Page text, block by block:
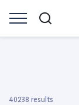
40238 results